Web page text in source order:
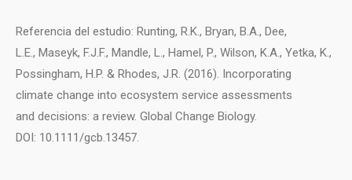
Referencia del estudio: Runting, R.K., Bryan, B.A., Dee,
L.E., Maseyk, F.J.F., Mandle, L., Hamel, P., Wilson, K.A., Yetka, K.,
Possingham, H.P. & Rhodes, J.R. (2016). Incorporating
climate change into ecosystem service assessments
and decisions: a review. Global Change Biology.
DOI: 10.1111/gcb.13457.